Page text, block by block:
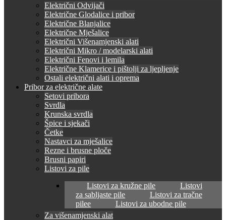
Električni Odvijači
Električne Glodalice i pribor
Električne Blanjalice
Električne Mješalice
Električni Višenamjenski alati
Električni Mikro / modelarski alati
Električni Fenovi i lemila
Električne Klamerice i pištolji za ljepljenje
Ostali električni alati i oprema
Pribor za električne alate
Setovi pribora
Svrdla
Krunska svrdla
Špice i sjekači
Četke
Nastavci za mješalice
Rezne i brusne ploče
Brusni papiri
Listovi za pile
Listovi za kružne pile
Listovi
za sabljaste pile
Listovi za tračne
pilee
Listovi za ubodne pile
Za višenamjenski alat